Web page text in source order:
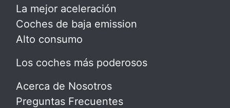
La mejor aceleración
Coches de baja emission
Alto consumo
Los coches más poderosos
Acerca de Nosotros
Preguntas Frecuentes